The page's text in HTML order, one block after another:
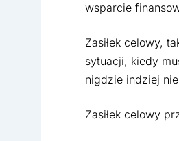
wsparcie
Zasiłek celowy,
sytuacji, kiedy
nigdzie indziej
Zasiłek celowy